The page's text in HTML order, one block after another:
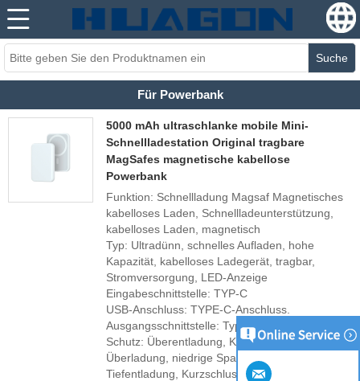
Suche
Für Powerbank
5000 mAh ultraschlanke mobile Mini-
Schnellladestation Original tragbare
MagSafes magnetische kabellose
Powerbank
Funktion: Schnellladung Magsaf Magnetisches
kabelloses Laden, Schnellladeunterstützung,
kabelloses Laden, magnetisch
Typ: Ultradünn, schnelles Aufladen, hohe
Kapazität, kabelloses Ladegerät, tragbar,
Stromversorgung, LED-Anzeige
Eingabeschnittstelle: TYP-C
USB-Anschluss: TYPE-C-Anschluss.
Ausgangsschnittstelle: Typ C, Lightning
Schutz: Überentladung, Kurzschlussschutz,
Überladung, niedrige Spannung,
Tiefentladung, Kurzschlussschutz,